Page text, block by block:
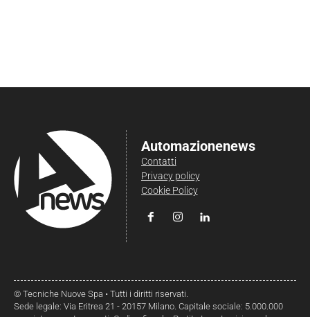
Automazionenews
Contatti
Privacy policy
Cookie Policy
© Tecniche Nuove Spa • Tutti i diritti riservati.
Sede legale: Via Eritrea 21 - 20157 Milano. Capitale sociale: 5.000.000